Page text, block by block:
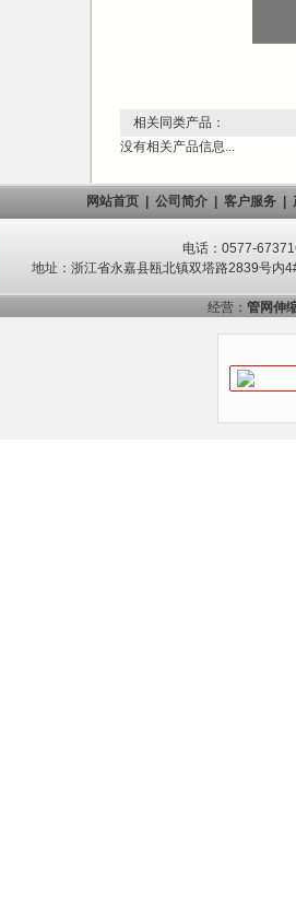
相关同类产品：
没有相关产品信息...
网站首页| 公司简介| 客户服务|
电话：0577-
地址：浙江省永嘉县瓯北镇双塔路2839号
经营： 管网伸